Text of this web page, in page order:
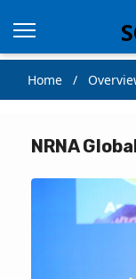
Home /
NRNA